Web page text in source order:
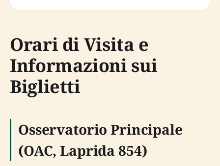
Orari di Visita e
Informazioni sui
Biglietti
Osservatorio Principale
(OAC, Laprida 854)